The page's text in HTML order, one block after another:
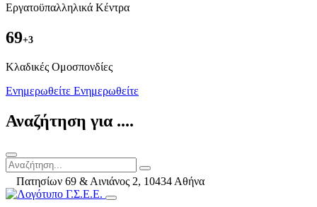
Εργατοϋπαλληλικά Κέντρα
69+3
Kλαδικές Ομοσπονδίες
Ενημερωθείτε Ενημερωθείτε
Αναζήτηση για ....
Πατησίων 69 & Αινιάνος 2, 10434 Αθήνα